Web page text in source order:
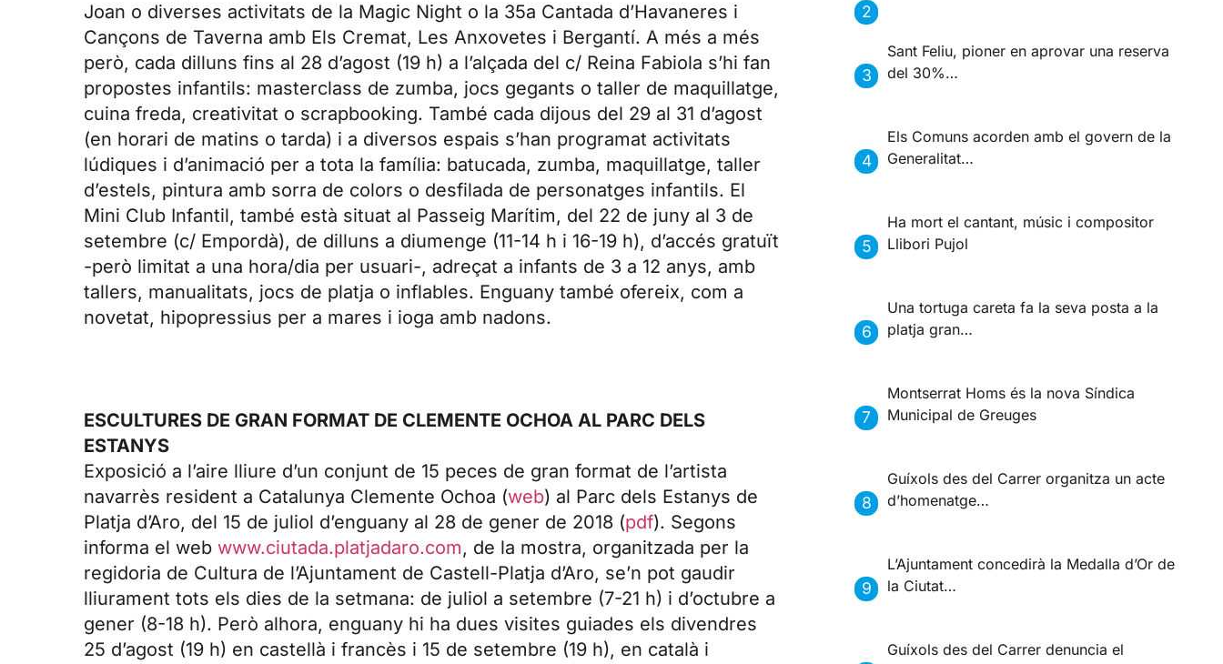
Joan o diverses activitats de la Magic Night o la 35a Cantada d’Havaneres i
Cançons de Taverna amb Els Cremat, Les Anxovetes i Bergantí. A més a més
però, cada dilluns fins al 28 d’agost (19 h) a l’alçada del c/ Reina Fabiola s’hi fan
propostes infantils: masterclass de zumba, jocs gegants o taller de maquillatge,
cuina freda, creativitat o scrapbooking. També cada dijous del 29 al 31 d’agost
(en horari de matins o tarda) i a diversos espais s’han programat activitats
lúdiques i d’animació per a tota la família: batucada, zumba, maquillatge, taller
d’estels, pintura amb sorra de colors o desfilada de personatges infantils. El
Mini Club Infantil, també està situat al Passeig Marítim, del 22 de juny al 3 de
setembre (c/ Empordà), de dilluns a diumenge (11-14 h i 16-19 h), d’accés gratuït
-però limitat a una hora/dia per usuari-, adreçat a infants de 3 a 12 anys, amb
tallers, manualitats, jocs de platja o inflables. Enguany també ofereix, com a
novetat, hipopressius per a mares i ioga amb nadons.
ESCULTURES DE GRAN FORMAT DE CLEMENTE OCHOA AL PARC DELS
ESTANYS
Exposició a l’aire lliure d’un conjunt de 15 peces de gran format de l’artista
navarrès resident a Catalunya Clemente Ochoa (web) al Parc dels Estanys de
Platja d’Aro, del 15 de juliol d’enguany al 28 de gener de 2018 (pdf). Segons
informa el web www.ciutada.platjadaro.com, de la mostra, organitzada per la
regidoria de Cultura de l’Ajuntament de Castell-Platja d’Aro, se’n pot gaudir
lliurament tots els dies de la setmana: de juliol a setembre (7-21 h) i d’octubre a
gener (8-18 h). Però alhora, enguany hi ha dues visites guiades els divendres
25 d’agost (19 h) en castellà i francès i 15 de setembre (19 h), en català i
Sant Feliu, pioner en aprovar una reserva
del 30%…
Els Comuns acorden amb el govern de la
Generalitat…
Ha mort el cantant, músic i compositor
Llibori Pujol
Una tortuga careta fa la seva posta a la
platja gran…
Montserrat Homs és la nova Síndica
Municipal de Greuges
Guíxols des del Carrer organitza un acte
d’homenatge…
L’Ajuntament concedirà la Medalla d’Or de
la Ciutat…
Guíxols des del Carrer denuncia el